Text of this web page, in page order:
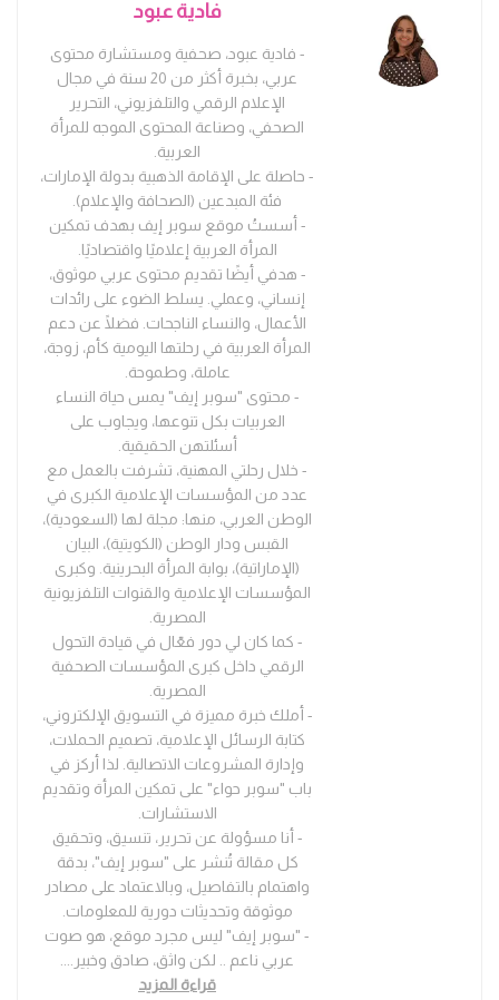
فادية عبود
- فادية عبود، صحفية ومستشارة محتوى
عربي، بخبرة أكثر من 20 سنة في مجال
الإعلام الرقمي والتلفزيوني، التحرير
الصحفي، وصناعة المحتوى الموجه للمرأة
العربية.
- حاصلة على الإقامة الذهبية بدولة الإمارات،
فئة المبدعين (الصحافة والإعلام).
- أسستُ موقع سوبر إيف بهدف تمكين
المرأة العربية إعلاميًا واقتصاديًا.
- هدفي أيضًا تقديم محتوى عربي موثوق،
إنساني، وعملي. يسلط الضوء على رائدات
الأعمال، والنساء الناجحات. فضلًا عن دعم
المرأة العربية في رحلتها اليومية كأم، زوجة،
عاملة، وطموحة.
- محتوى "سوبر إيف" يمس حياة النساء
العربيات بكل تنوعها، ويجاوب على
أسئلتهن الحقيقية.
- خلال رحلتي المهنية، تشرفت بالعمل مع
عدد من المؤسسات الإعلامية الكبرى في
الوطن العربي، منها: مجلة لها (السعودية)،
القبس ودار الوطن (الكويتية)، البيان
(الإماراتية)، بوابة المرأة البحرينية. وكبرى
المؤسسات الإعلامية والقنوات التلفزيونية
المصرية.
- كما كان لي دور فعّال في قيادة التحول
الرقمي داخل كبرى المؤسسات الصحفية
المصرية.
- أملك خبرة مميزة في التسويق الإلكتروني،
كتابة الرسائل الإعلامية، تصميم الحملات،
وإدارة المشروعات الاتصالية. لذا أركز في
باب "سوبر حواء" على تمكين المرأة وتقديم
الاستشارات.
- أنا مسؤولة عن تحرير، تنسيق، وتحقيق
كل مقالة تُنشر على "سوبر إيف"، بدقة
واهتمام بالتفاصيل، وبالاعتماد على مصادر
موثوقة وتحديثات دورية للمعلومات.
- "سوبر إيف" ليس مجرد موقع، هو صوت
عربي ناعم .. لكن واثق، صادق وخبير.
قراءة المزيد